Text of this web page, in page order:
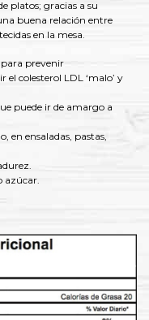
platos; gracias a su
buena relación entre
en la mesa.
para prevenir
el colesterol LDL ‘malo’ y
puede ir de amargo a
en ensaladas, pastas,
azúcar.